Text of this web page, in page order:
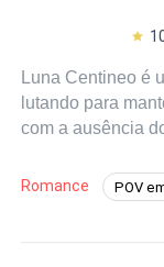
​Luna Centineo é
lutando para
com a ausência
​Noah Castillo é o
lacrosse e o
Romance POV